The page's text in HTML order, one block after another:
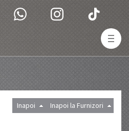
Inapoi la Furnizori
Inapoi